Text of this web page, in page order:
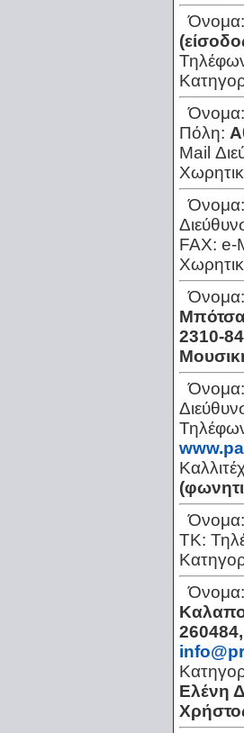
Όνομα:
Όνομα:
Πόλη:
Mail
Όνομα:
FAX: e-
Όνομα:
2310-
Όνομα:
Όνομα:
ΤΚ:
Όνομα:
Ελένη